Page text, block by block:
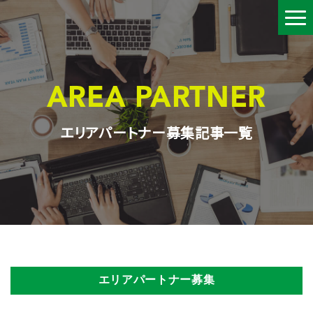
AREA PARTNER
エリアパートナー募集記事一覧
エリアパートナー募集